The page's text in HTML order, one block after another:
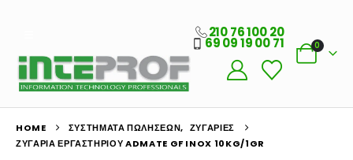
210 76 100 20
69 09 19 00 71 0
HOME ΣΥΣΤΉΜΑΤΑ ΠΩΛΉΣΕΩΝ, ΖΥΓΑΡΙΈΣ
ΖΥΓΑΡΙΆ ΕΡΓΑΣΤΗΡΊΟΥ ADMATE GF INOX 10KG/1GR